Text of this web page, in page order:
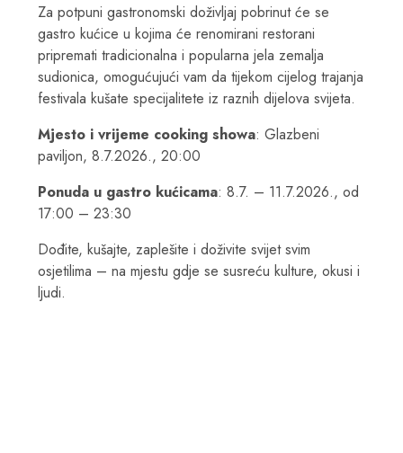
Za potpuni gastronomski doživljaj pobrinut će se
gastro kućice u kojima će renomirani restorani
pripremati tradicionalna i popularna jela zemalja
sudionica, omogućujući vam da tijekom cijelog trajanja
festivala kušate specijalitete iz raznih dijelova svijeta.
Mjesto i vrijeme cooking showa: Glazbeni
paviljon, 8.7.2026., 20:00
Ponuda u gastro kućicama: 8.7. – 11.7.2026., od
17:00 – 23:30
Dođite, kušajte, zaplešite i doživite svijet svim
osjetilima – na mjestu gdje se susreću kulture, okusi i
ljudi.